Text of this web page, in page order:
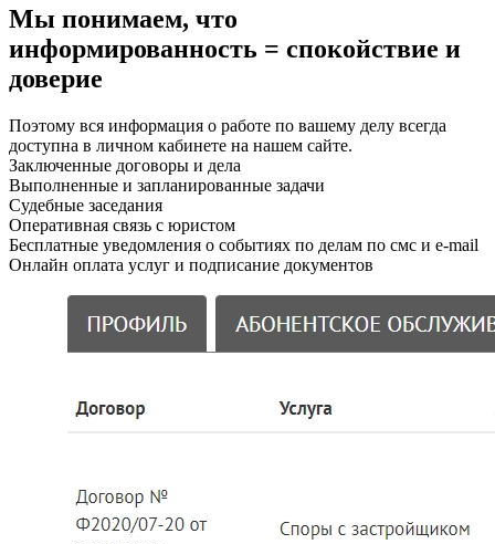
Мы понимаем, что
информированность = спокойствие и
доверие
Поэтому вся информация о работе по вашему делу всегда
доступна в личном кабинете на нашем сайте.
Заключенные договоры и дела
Выполненные и запланированные задачи
Судебные заседания
Оперативная связь с юристом
Бесплатные уведомления о событиях по делам по смс и e-mail
Онлайн оплата услуг и подписание документов